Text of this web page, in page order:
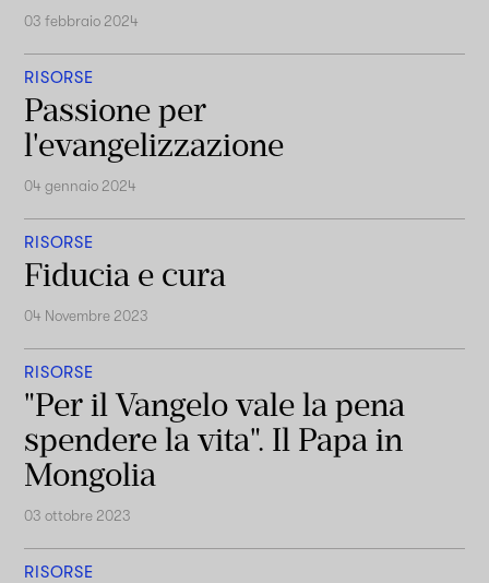
03 febbraio 2024
RISORSE
Passione per
l'evangelizzazione
04 gennaio 2024
RISORSE
Fiducia e cura
04 Novembre 2023
RISORSE
"Per il Vangelo vale la pena
spendere la vita". Il Papa in
Mongolia
03 ottobre 2023
RISORSE